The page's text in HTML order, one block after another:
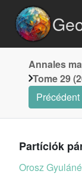
Annales
Tome 29
Précédent
Partíciók
Orosz Gyuláné